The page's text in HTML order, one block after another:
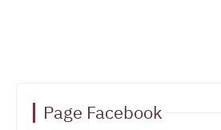
Page Facebook